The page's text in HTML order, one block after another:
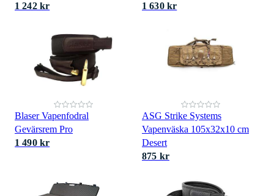
1 242 kr
1 630 kr
Blaser Vapenfodral
Gevärsrem Pro
1 490 kr
ASG Strike Systems
Vapenväska 105x32x10 cm
Desert
875 kr